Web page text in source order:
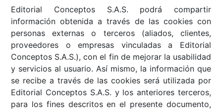
Editorial Conceptos S.A.S. podrá compartir
información obtenida a través de las cookies con
personas externas o terceros (aliados, clientes,
proveedores o empresas vinculadas a Editorial
Conceptos S.A.S.), con el fin de mejorar la usabilidad
y servicios al usuario. Así mismo, la información que
se recibe a través de las cookies será utilizada por
Editorial Conceptos S.A.S. y los anteriores terceros,
para los fines descritos en el presente documento,